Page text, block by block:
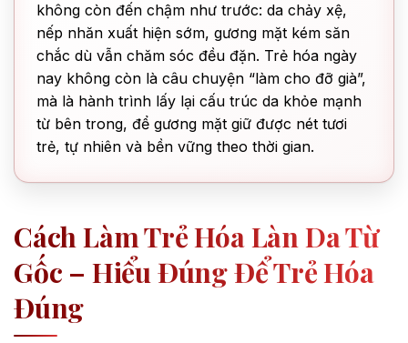
không còn đến chậm như trước: da chảy xệ,
nếp nhăn xuất hiện sớm, gương mặt kém săn
chắc dù vẫn chăm sóc đều đặn. Trẻ hóa ngày
nay không còn là câu chuyện “làm cho đỡ già”,
mà là hành trình lấy lại cấu trúc da khỏe mạnh
từ bên trong, để gương mặt giữ được nét tươi
trẻ, tự nhiên và bền vững theo thời gian.
Cách Làm Trẻ Hóa Làn Da Từ
Gốc – Hiểu Đúng Để Trẻ Hóa
Đúng